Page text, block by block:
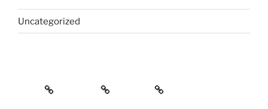
Uncategorized
Home Services Contact